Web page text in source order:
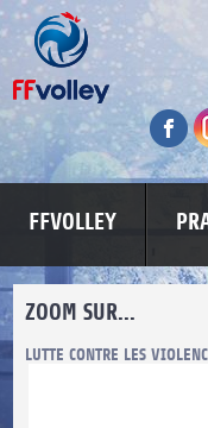
FFVOLLEY
ZOOM SUR...
LUTTE CONTRE LES